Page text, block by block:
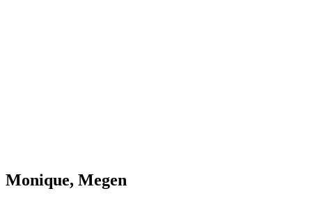
Monique, Megen